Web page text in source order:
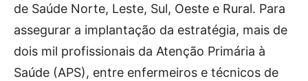
de Saúde Norte, Leste, Sul, Oeste e Rural. Para
assegurar a implantação da estratégia, mais de
dois mil profissionais da Atenção Primária à
Saúde (APS), entre enfermeiros e técnicos de